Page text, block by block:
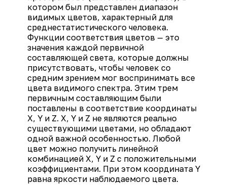
котором был представлен диапазон
видимых цветов, характерный для
среднестатистического человека.
Функции соответствия цветов — это
значения каждой первичной
составляющей света, которые должны
присутствовать, чтобы человек со
средним зрением мог воспринимать все
цвета видимого спектра. Этим трем
первичным составляющим были
поставлены в соответствие координаты
X, Y и Z. X, Y и Z не являются реально
существующими цветами, но обладают
одной важной особенностью. Любой
цвет можно получить линейной
комбинацией X, Y и Z с положительными
коэффициентами. При этом координата Y
равна яркости наблюдаемого цвета.